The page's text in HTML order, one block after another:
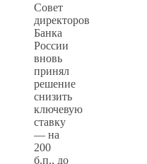
Совет
директоров
Банка
России
вновь
принял
решение
снизить
ключевую
ставку
— на
200
б.п., до